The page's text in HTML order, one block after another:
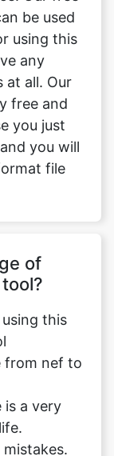
at all. Our
free and
you just
you will
file
of
from nef to
a very
similar to
no